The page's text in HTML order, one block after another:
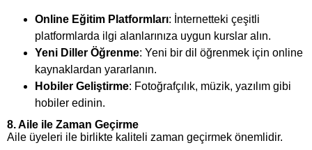
Online Eğitim Platformları: İnternetteki çeşitli
platformlarda ilgi alanlarınıza uygun kurslar alın.
Yeni Diller Öğrenme: Yeni bir dil öğrenmek için online
kaynaklardan yararlanın.
Hobiler Geliştirme: Fotoğrafçılık, müzik, yazılım gibi
hobiler edinin.
8. Aile ile Zaman Geçirme
Aile üyeleri ile birlikte kaliteli zaman geçirmek önemlidir.